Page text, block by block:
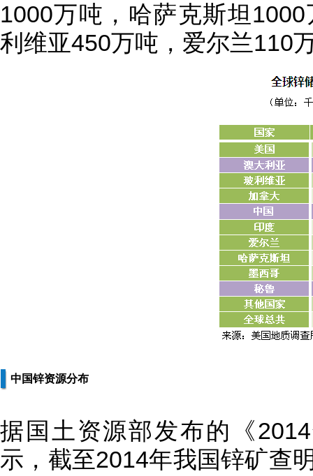
1000万吨，哈萨克斯坦
利维亚450万吨，爱尔兰110
中国锌资源分布
据国土资源部发布的《
示，截至2014年我国锌矿查